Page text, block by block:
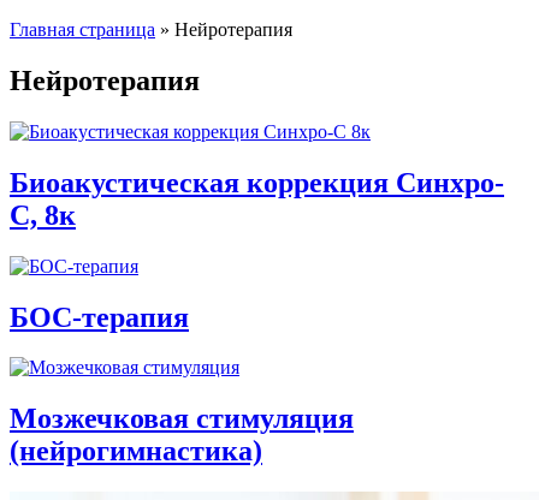
Главная страница » Нейротерапия
Нейротерапия
Биоакустическая коррекция Синхро-
С, 8к
БОС-терапия
Мозжечковая стимуляция
(нейрогимнастика)